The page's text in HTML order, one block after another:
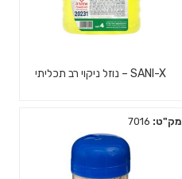
SANI-X – נוזל ניקוי רב תכליתי
מק"ט: